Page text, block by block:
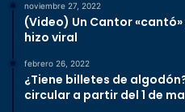
noviembre 27, 2022
(Video) Un Cantor
hizo viral
febrero 26, 2022
¿Tiene billetes de
circular a partir del 1 de